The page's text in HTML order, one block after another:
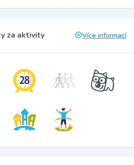
za aktivity Více informací